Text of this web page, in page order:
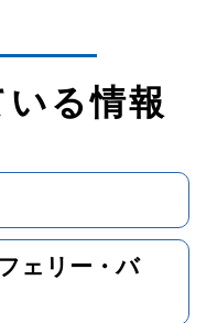
る情報
ェリー・バ